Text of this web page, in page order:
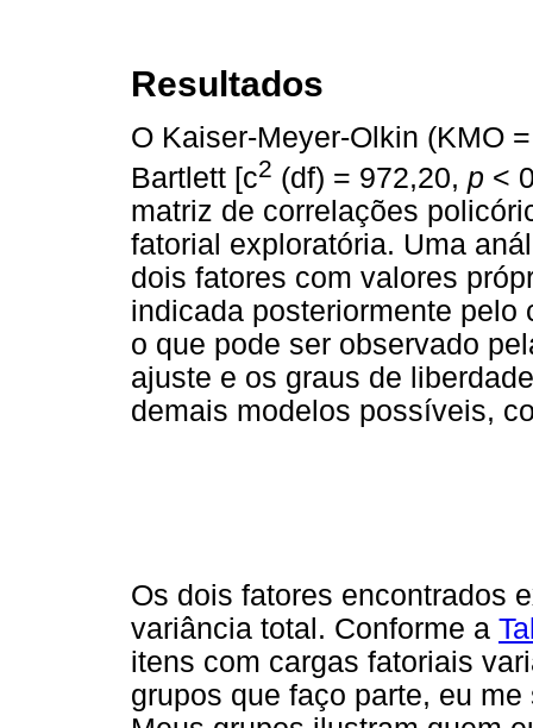
Resultados
O Kaiser-Meyer-Olkin (KMO
Bartlett [c2 (df) = 972,20, p <
matriz de correlações
fatorial exploratória. Uma
dois fatores com valores
indicada posteriormente
o que pode ser observado
ajuste e os graus de
demais modelos possíveis,
Os dois fatores encontrados
variância total. Conforme a
itens com cargas fatoriais
grupos que faço parte, eu